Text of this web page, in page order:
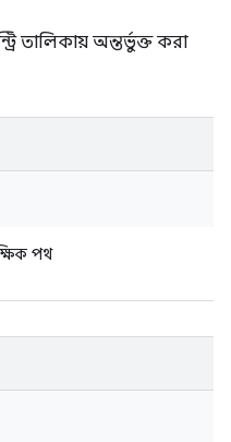
তালিকায় অন্তর্ভুক্ত করা
পথ